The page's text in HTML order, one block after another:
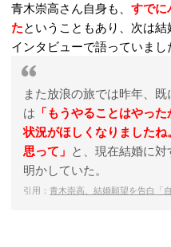
青木崇高さん自身も、 すでに
たということもあり、次は
インタビューで語っていまし
また放浪の旅では昨年、既
は 「もうやることはやっ
状況がほしくなりました
思って」 と、現在結婚に
明かしていた。
引用： 青木崇高、結婚願望を告白「